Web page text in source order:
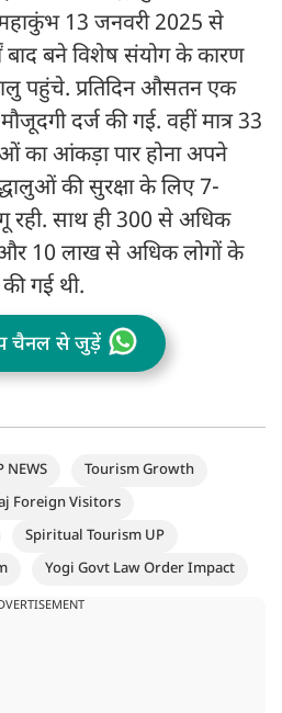
13 जनवरी 2025 से
बाद बने विशेष संयोग के कारण
पहुंचे. प्रतिदिन औसतन एक
दर्ज की गई. वहीं मात्र 33
का आंकड़ा पार होना अपने
की सुरक्षा के लिए 7-
रही. साथ ही 300 से अधिक
और 10 लाख से अधिक लोगों के
गई थी.
चैनल से जुड़ें
NEWS
Tourism Growth
Foreign Visitors
Spiritual Tourism UP
Yogi Govt Law Order Impact